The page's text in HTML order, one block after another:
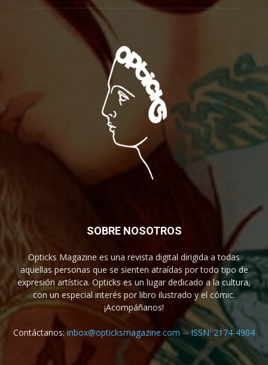
SOBRE NOSOTROS
Opticks Magazine es una revista digital dirigida a todas
aquellas personas que se sienten atraídas por todo tipo de
expresión artística. Opticks es un lugar dedicado a la cultura,
con un especial interés por libro ilustrado y el cómic.
¡Acompáñanos!
Contáctanos:inbox@opticksmagazine.com -- ISSN: 2174-4904